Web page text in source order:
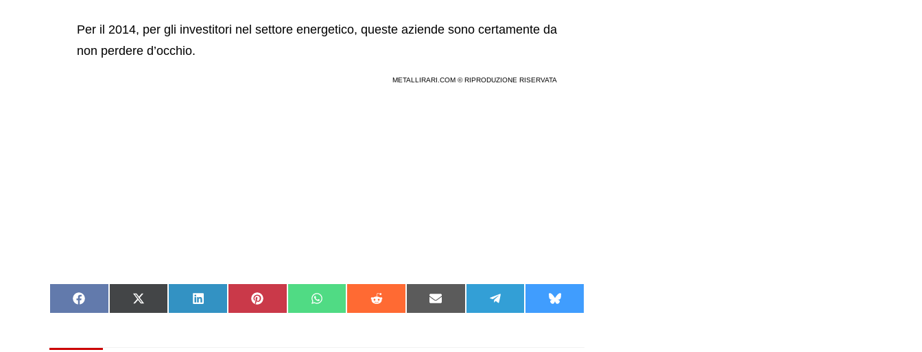
Per il 2014, per gli investitori nel settore energetico, queste aziende sono certamente da
non perdere d’occhio.
METALLIRARI.COM © RIPRODUZIONE RISERVATA
Share
on
Share
on
Share
on
Share
on
Share
on
Share
on
Share
on
Share
on
Share
on